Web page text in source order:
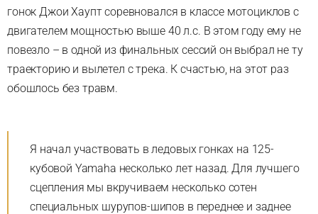
гонок Джои Хаупт соревновался в классе мотоциклов с
двигателем мощностью выше 40 л.с. В этом году ему не
повезло – в одной из финальных сессий он выбрал не ту
траекторию и вылетел с трека. К счастью, на этот раз
обошлось без травм.
Я начал участвовать в ледовых гонках на 125-
кубовой Yamaha несколько лет назад. Для лучшего
сцепления мы вкручиваем несколько сотен
специальных шурупов-шипов в переднее и заднее